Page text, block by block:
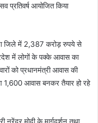
प्रतिवर्ष आयोजित किया
जिले में 2,387 करोड़ रुपये से
में लोगों के पक्के आवास का
को प्रधानमंत्री आवास की
1,600 आवास बनकर तैयार हो रहे